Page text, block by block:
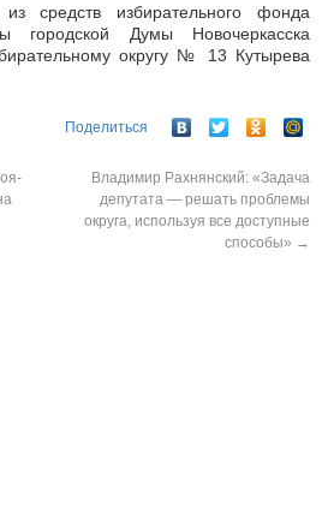
средств избирательного фонда
городской Думы Новочеркасска
округу № 13 Кутырева
Поделиться
Владимир Рахнянский: «Задача
депутата — решать проблемы
округа, используя все доступные
способы» →